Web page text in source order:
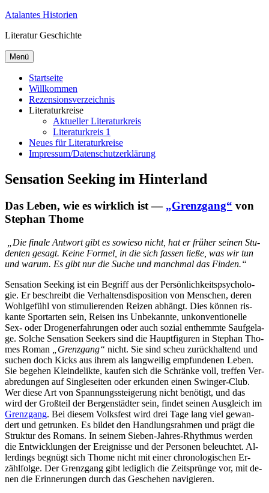
Zum
springen
Atalantes Historien
Literatur Geschichte
Menü
Startseite
Willkommen
Rezensionsverzeichnis
Literaturkreise
Aktueller Literaturkreis
Literaturkreis 1
Neues für Literaturkreise
Impressum/Datenschutzerklärung
Sensation Seeking im Hinterland
Das Leben, wie es wirklich ist — „Grenzgang“ von
Stephan Thome
Die fi­na­le Ant­wort gibt es so­wie­so nicht, hat er frü­her sei­nen Stu­
den­ten ge­sagt. Kei­ne For­mel, in die sich fas­sen lie­ße, was wir tun
und war­um. Es gibt nur die Su­che und manch­mal das Finden.“
Sen­sa­ti­on See­king ist ein Be­griff aus der Per­sön­lich­keits­psy­cho­lo­
gie. Er be­schreibt die Ver­hal­tens­dis­po­si­ti­on von Men­schen, de­ren
Wohl­ge­fühl von sti­mu­lie­ren­den Rei­zen ab­hängt. Dies kön­nen ris­
kan­te Sport­ar­ten sein, Rei­sen ins Un­be­kann­te, un­kon­ven­tio­nel­le
Sex- oder Dro­gen­er­fah­run­gen oder auch so­zi­al ent­hemm­te Sauf­ge­la­
ge. Sol­che Sen­sa­ti­on See­kers sind die Haupt­fi­gu­ren in Ste­phan Tho­
mes Ro­man
„Grenz­gang“ nicht. Sie sind scheu zu­rück­hal­tend und
su­chen doch Kicks aus ih­rem als lang­wei­lig emp­fun­de­nen Le­ben.
Sie be­ge­hen Klein­de­lik­te, kau­fen sich die Schrän­ke voll, tref­fen Ver­
ab­re­dun­gen auf Sing­le­sei­ten oder er­kun­den ei­nen Swin­ger-Club.
Wer die­se Art von Span­nungs­stei­ge­rung nicht be­nö­tigt, und das
wird der Groß­teil der Ber­gen­städ­ter sein, fin­det sei­nen Aus­gleich im
Grenz­gang. Bei die­sem Volks­fest wird drei Ta­ge lang viel ge­wan­
dert und ge­trun­ken. Es bil­det den Hand­lungs­rah­men und prägt die
Struk­tur des Ro­mans. In sei­nem Sie­ben-Jah­res-Rhyth­mus wer­den
die Ent­wick­lun­gen der Er­eig­nis­se und der Per­so­nen be­leuch­tet. Al­
ler­dings be­gnügt sich Thome nicht mit ei­ner chro­no­lo­gi­schen Er­
zähl­fol­ge. Der Grenz­gang gibt le­dig­lich die Zeit­sprün­ge vor, mit de­
nen die Er­in­ne­run­gen durch das Ge­sche­hen navigieren.